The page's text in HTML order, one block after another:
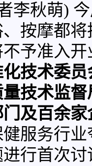
秋萌) 今
按摩都
予准入
技术委
技术监
及百余
服务行
行首次